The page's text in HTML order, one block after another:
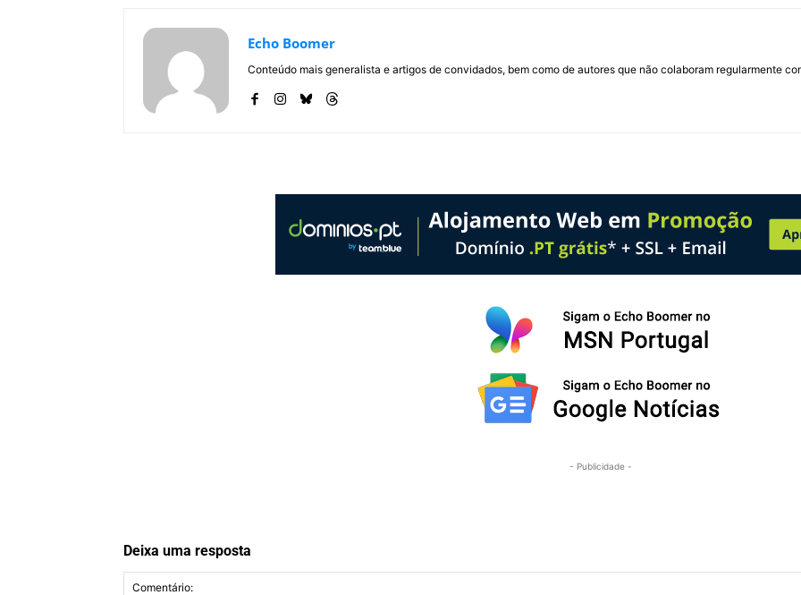
Echo Boomer
Conteúdo mais generalista e artigos de convidados, bem como de autores que não colaboram regularmente
- Publicidade -
Deixa uma resposta